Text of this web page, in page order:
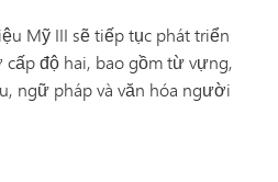
Mỹ III sẽ tiếp tục phát triển
độ hai, bao gồm từ vựng,
ngữ pháp và văn hóa người
hiệu Mỹ III